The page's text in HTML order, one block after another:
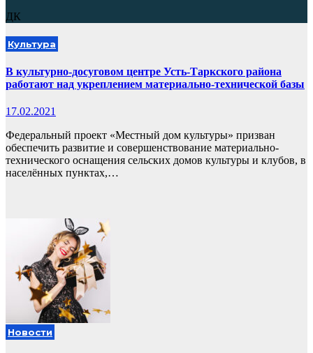
ДК
Культура
В культурно-досуговом центре Усть-Таркского района
работают над укреплением материально-технической базы
17.02.2021
Федеральный проект «Местный дом культуры» призван
обеспечить развитие и совершенствование материально-
технического оснащения сельских домов культуры и клубов, в
населённых пунктах,…
Новости